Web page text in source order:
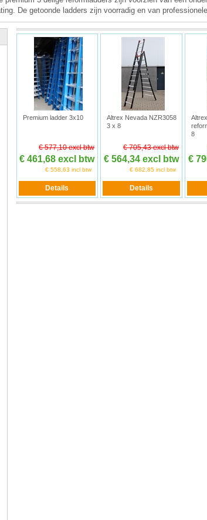
De getoonde ladders zijn voorradig en van
Premium ladder 3x10
€ 577,10 excl btw
€ 461,68 excl btw
€ 558,63 incl btw
Altrex Nevada NZR3058
3 x 8
€ 705,43 excl btw
€ 564,34 excl btw
€ 682,85 incl btw
8
€